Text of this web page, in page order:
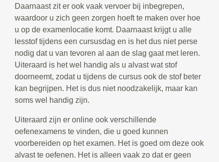
Daarnaast zit er ook vaak vervoer bij inbegrepen,
waardoor u zich geen zorgen hoeft te maken over hoe
u op de examenlocatie komt. Daarnaast krijgt u alle
lesstof tijdens een cursusdag en is het dus niet perse
nodig dat u van tevoren al aan de slag gaat met leren.
Uiteraard is het wel handig als u alvast wat stof
doorneemt, zodat u tijdens de cursus ook de stof beter
kan begrijpen. Het is dus niet noodzakelijk, maar kan
soms wel handig zijn.
Uiteraard zijn er online ook verschillende
oefenexamens te vinden, die u goed kunnen
voorbereiden op het examen. Het is goed om deze ook
alvast te oefenen. Het is alleen vaak zo dat er geen